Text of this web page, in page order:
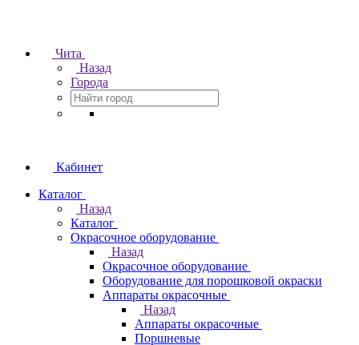
Чита
Назад
Города
Кабинет
Каталог
Назад
Каталог
Окрасочное оборудование
Назад
Окрасочное оборудование
Оборудование для порошковой окраски
Аппараты окрасочные
Назад
Аппараты окрасочные
Поршневые